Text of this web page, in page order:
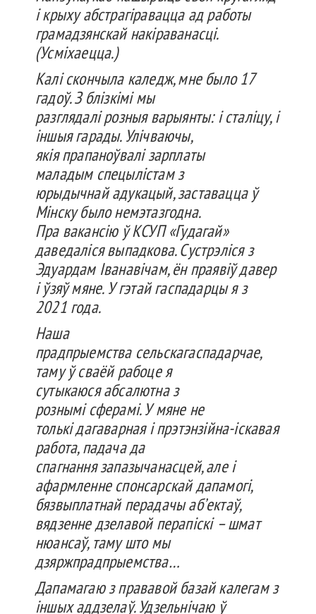
ікрыху абстрагіраваццаад работы
грамадзянскай накіраванасці.
(Усміхаецца.)
Калі скончыла каледж, мне было 17
гадоў. Зблізкімімы
разглядалірозныя варыянты: істаліцу, і
іншыягарады.Улічваючы,
якіяпрапаноўвалізарплаты
маладым спецылістамз
юрыдычнайадукацый,заставаццаў
Мінскубылонемэтазгодна.
Пра вакансіюў КСУП «Гудагай»
даведалісявыпадкова.Сустрэлісяз
Эдуардам Іванавічам,ён праявіўдавер
іўзяўмяне. Угэтайгаспадарцыя з
2021 года.
Наша
прадпрыемства сельскагаспадарчае,
тамуўсваёй рабоцея
сутыкаюсяабсалютназ
рознымі сферамі. Умянене
толькідагаварнаяіпрэтэнзійна-іскавая
работа,падачада
спагнаннязапазычанасцей, але і
афармленне спонсарскайдапамогі,
бязвыплатнай перадачыаб’ектаў,
вядзеннедзелавой перапіскі– шмат
нюансаў,таму штомы
дзяржпрадпрыемства…
Дапамагаюзправавой базайкалегамз
іншыхаддзелаў.Удзельнічаюў